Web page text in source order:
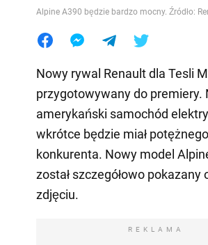
Alpine A390 będzie bardzo mocny. Źródło:
Nowy rywal Renault dla Tesli
przygotowywany do premiery.
amerykański samochód
wkrótce będzie miał potężnego
konkurenta. Nowy model
został szczegółowo pokazany
zdjęciu.
REKLAMA